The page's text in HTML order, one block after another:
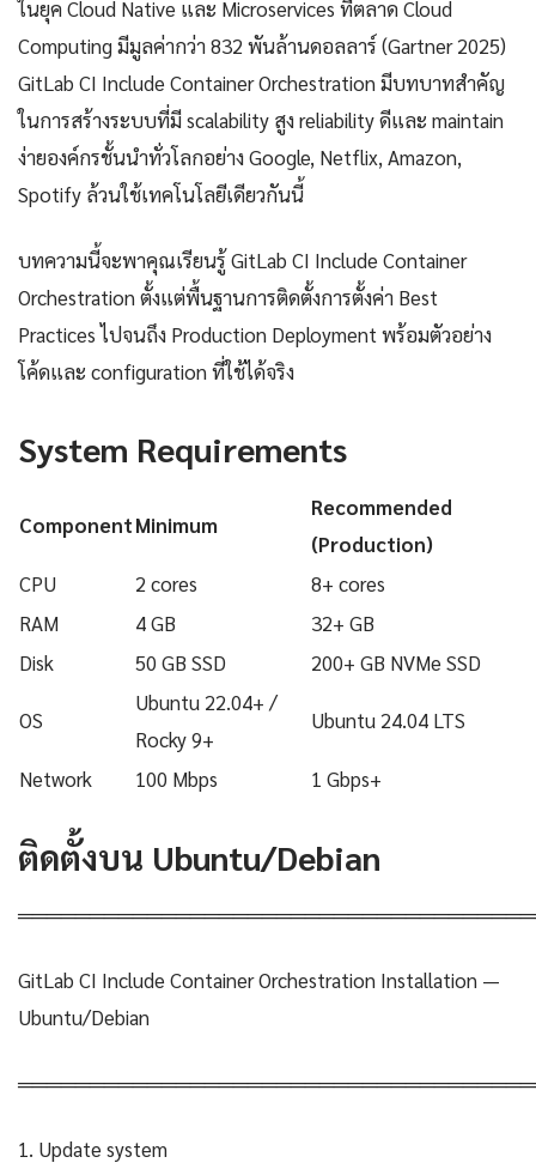
ในยุค Cloud Native และ Microservices ที่ตลาด Cloud
Computing มีมูลค่ากว่า 832 พันล้านดอลลาร์ (Gartner 2025)
GitLab CI Include Container Orchestration มีบทบาทสำคัญ
ในการสร้างระบบที่มี scalability สูง reliability ดีและ maintain
ง่ายองค์กรชั้นนำทั่วโลกอย่าง Google, Netflix, Amazon,
Spotify ล้วนใช้เทคโนโลยีเดียวกันนี้
บทความนี้จะพาคุณเรียนรู้ GitLab CI Include Container
Orchestration ตั้งแต่พื้นฐานการติดตั้งการตั้งค่า Best
Practices ไปจนถึง Production Deployment พร้อมตัวอย่าง
โค้ดและ configuration ที่ใช้ได้จริง
System Requirements
ComponentMinimum
Recommended
(Production)
CPU
2 cores
8+ cores
RAM
4 GB
32+ GB
Disk
50 GB SSD 200+ GB NVMe SSD
OS
Ubuntu 22.04+ /
Rocky 9+
Ubuntu 24.04 LTS
Network 100 Mbps 1 Gbps+
ติดตั้งบน Ubuntu/Debian
GitLab CI Include Container Orchestration Installation —
Ubuntu/Debian
1. Update system